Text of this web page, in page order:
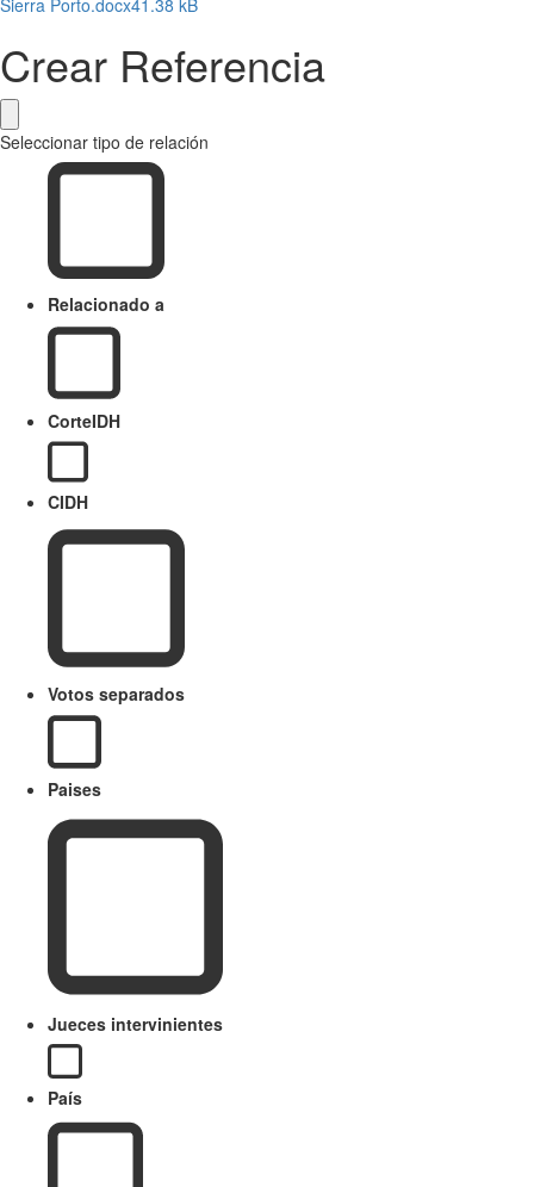
Crear Referencia
Seleccionar tipo de relación
Relacionado a
CorteIDH
CIDH
Votos separados
Paises
Jueces intervinientes
País